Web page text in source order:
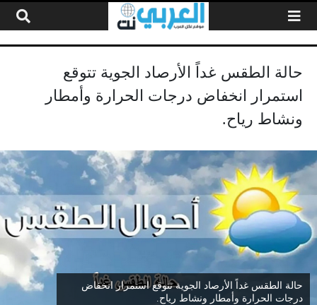
حالة الطقس غداً الأرصاد الجوية تتوقع
استمرار انخفاض درجات الحرارة وأمطار
ونشاط رياح.
حالة الطقس غداً الأرصاد الجوية تتوقع استمرار انخفاض
درجات الحرارة وأمطار ونشاط رياح.